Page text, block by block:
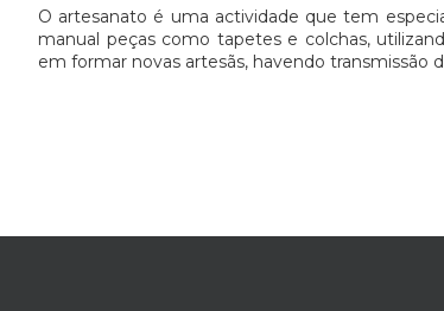
O artesanato é uma actividade que tem
manual peças como tapetes e colchas,
em formar novas artesãs, havendo transmissão